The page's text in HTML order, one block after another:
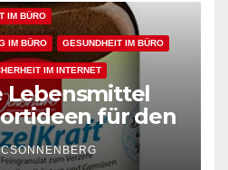
IM BÜRO
IM BÜRO GESUNDHEIT IM BÜRO
IM INTERNET
Lebensmittel
für den
für einen
BÜRO GADGETS
BÜRO GADGETS FÜR MÄNNER
IM BÜRO